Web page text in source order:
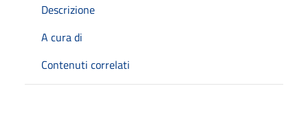
Descrizione
A cura di
Contenuti correlati